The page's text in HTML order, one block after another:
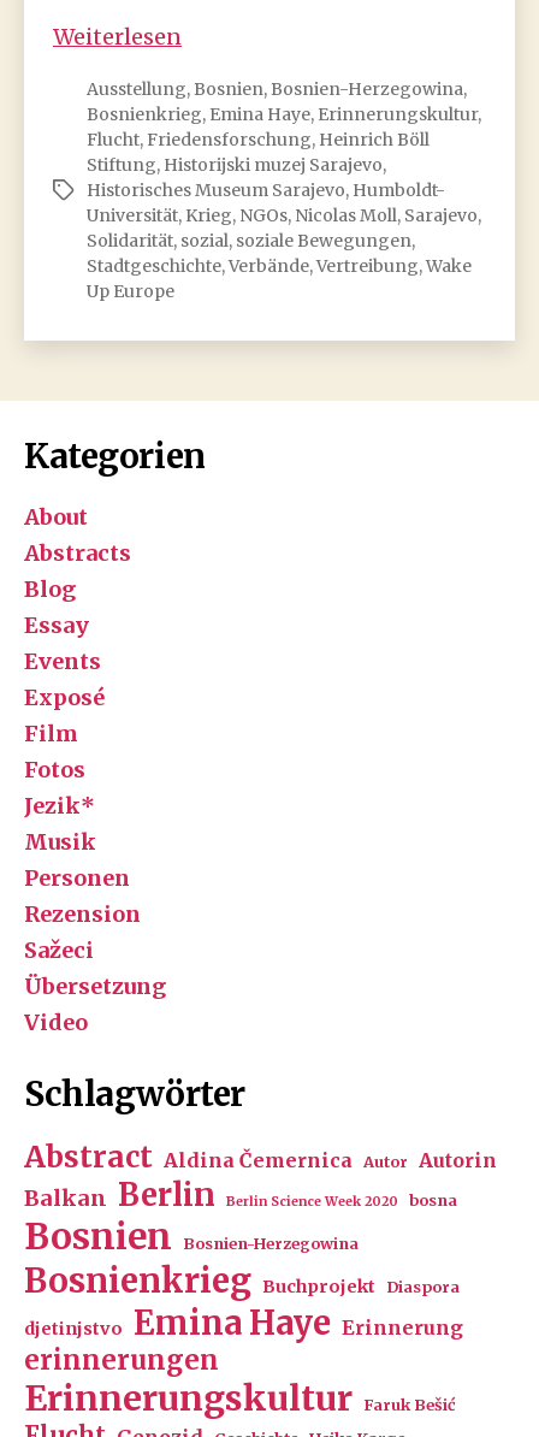
Weiterlesen
Up,
Europe!
Support
and
solidarity
mobilisations
for
and
and
citizens
Schlagwörter
Ausstellung, Bosnien, Bosnien-Herzegowina,
Bosnienkrieg, Emina Haye, Erinnerungskultur,
Flucht, Friedensforschung, Heinrich Böll
Stiftung, Historijski muzej Sarajevo,
Historisches Museum Sarajevo, Humboldt-
Universität, Krieg, NGOs, Nicolas Moll, Sarajevo,
Solidarität, sozial, soziale Bewegungen,
Stadtgeschichte,Verbände,Vertreibung,Wake
Up Europe
Kategorien
About
Abstracts
Blog
Essay
Events
Exposé
Film
Fotos
Jezik*
Musik
Personen
Rezension
Sažeci
Übersetzung
Video
Schlagwörter
Abstract Aldina Čemernica Autor Autorin
Balkan Berlin Berlin Science Week 2020 bosna
Bosnien Bosnien-Herzegowina
Bosnienkrieg Buchprojekt Diaspora
djetinjstvo Emina Haye Erinnerung
erinnerungen
Erinnerungskultur Faruk Bešić